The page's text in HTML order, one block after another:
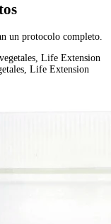
un protocolo completo.
Life Extension